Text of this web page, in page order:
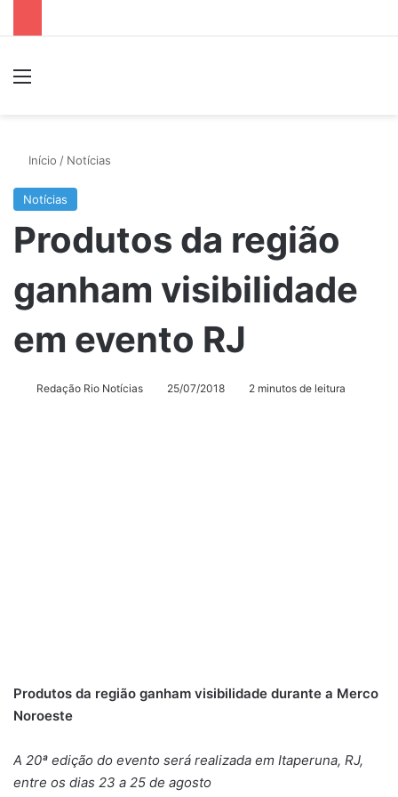
Início / Notícias
Notícias
Produtos da região
ganham visibilidade
em evento RJ
Redação Rio Notícias 25/07/2018 2 minutos de leitura
Produtos da região ganham visibilidade durante a Merco
Noroeste
A 20ª edição do evento será realizada em Itaperuna, RJ,
entre os dias 23 a 25 de agosto